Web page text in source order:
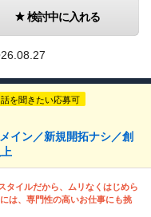
検討中に入れる
話を聞きたい応募可
イン／新規開拓ナシ／創
タイルだから、ムリなくはじめら
は、専門性の高いお仕事にも挑